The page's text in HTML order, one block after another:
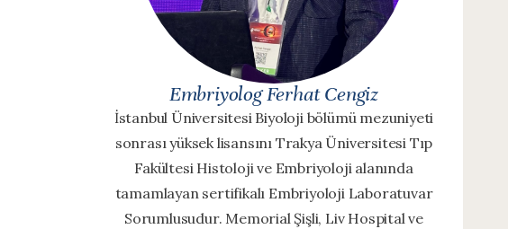
Embriyolog Ferhat Cengiz
İstanbul Üniversitesi Biyoloji bölümü mezuniyeti
sonrası yüksek lisansını Trakya Üniversitesi Tıp
Fakültesi Histoloji ve Embriyoloji alanında
tamamlayan sertifikalı Embriyoloji Laboratuvar
Sorumlusudur. Memorial Şişli, Liv Hospital ve